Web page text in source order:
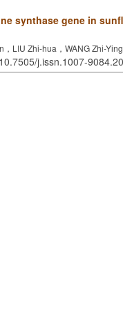
synthase gene in
LIU Zhi-hua，WANG Zhi-
j.issn.1007-